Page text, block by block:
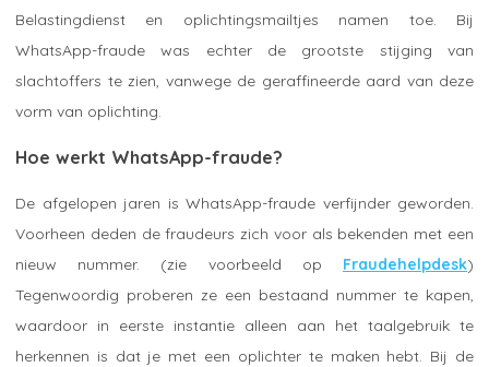
Belastingdienst en oplichtingsmailtjes namen toe. Bij
WhatsApp-fraude was echter de grootste stijging van
slachtoffers te zien, vanwege de geraffineerde aard van deze
vorm van oplichting.
Hoe werkt WhatsApp-fraude?
De afgelopen jaren is WhatsApp-fraude verfijnder geworden.
Voorheen deden de fraudeurs zich voor als bekenden met een
nieuw nummer. (zie voorbeeld op Fraudehelpdesk)
Tegenwoordig proberen ze een bestaand nummer te kapen,
waardoor in eerste instantie alleen aan het taalgebruik te
herkennen is dat je met een oplichter te maken hebt. Bij de